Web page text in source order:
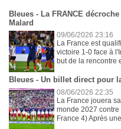
Bleues - La FRANCE
Malard
09/06/2026 23:16
La France est
victoire 1-0 face à
but de la rencontre
Bleues - Un billet direct pour
08/06/2026 22:35
La France jouera
monde 2027
France 4) Après